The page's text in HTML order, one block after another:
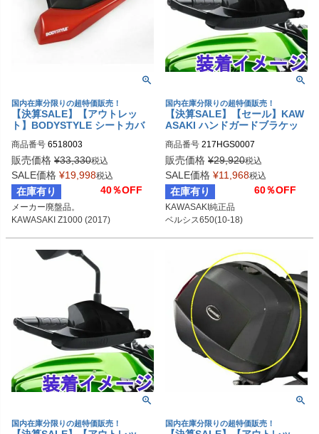
国内在庫分限りの超特価販売！
【決算SALE】【アウトレッ
ト】BODYSTYLE シートカバ
00 (2017) オレンジ/ブラック
商品番号 6518003
販売価格 ¥33,330税込
SALE価格 ¥19,998税込
在庫有り 40％OFF
メーカー廃盤品。
KAWASAKI Z1000 (2017)
国内在庫分限りの超特価販売！
【決算SALE】【セール】KAW
ASAKI ハンドガードブラケッ
商品番号 217HGS0007
販売価格 ¥29,920税込
SALE価格 ¥11,968税込
在庫有り 60％OFF
KAWASAKI純正品
ベルシス650(10-18)
国内在庫分限りの超特価販売！ 国内在庫分限りの超特価販売！